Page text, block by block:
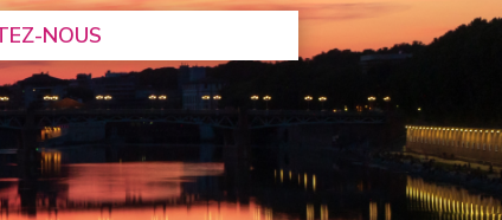
NOUS